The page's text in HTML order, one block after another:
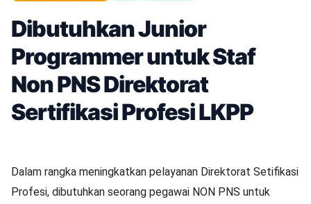
Dibutuhkan Junior
Programmer untuk Staf
Non PNS Direktorat
Sertifikasi Profesi LKPP
Dalam rangka meningkatkan pelayanan Direktorat Setifikasi
Profesi, dibutuhkan seorang pegawai NON PNS untuk